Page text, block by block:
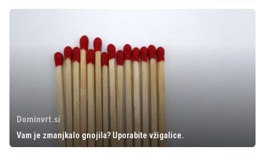
Dominvrt.si
Vam je zmanjkalo gnojila? Uporabite vžigalice.